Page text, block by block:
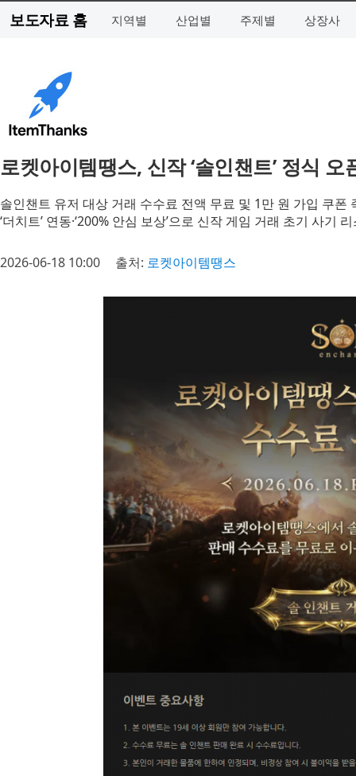
보도자료 홈 지역별 산업별 주제별 상장사
로켓아이템땡스, 신작 ‘솔인챈트’ 정식 오
솔인챈트 유저 대상 거래 수수료 전액 무료 및 1만 원 가입 쿠폰
‘더치트’ 연동·‘200% 안심 보상’으로 신작 게임 거래 초기 사기
2026-06-18 10:00 출처: 로켓아이템땡스